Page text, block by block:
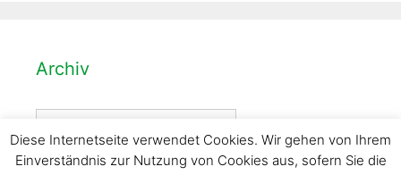
Archiv
Archiv
Diese Internetseite verwendet Cookies. Wir gehen von Ihrem
Einverständnis zur Nutzung von Cookies aus, sofern Sie die